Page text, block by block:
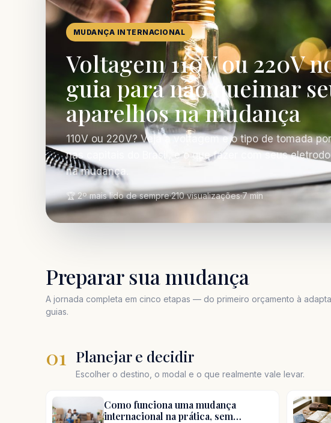
MUDANÇA INTERNACIONAL
Voltagem 110V ou 220V
guia para não queimar
aparelhos na mudança
110V ou 220V? Veja a voltagem e o tipo de tomada
nas capitais do Brasil, e o que fazer com seus
na mudança.
🏆 2º mais lido de sempre·210 visualizações·7 min
Preparar sua mudança
A jornada completa em cinco etapas — do primeiro orçamento à
guias.
01 Planejar e decidir
Escolher o destino, o modal e o que realmente vale levar.
Como funciona uma mudança
internacional na prática, sem…